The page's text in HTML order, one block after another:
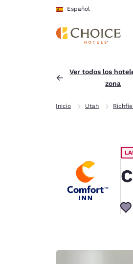
Saltar A Contenido Principal
Español
Ver todos los
zona
Inicio Utah